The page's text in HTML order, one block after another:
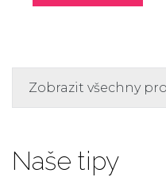
Zobrazit všechny
Naše tipy